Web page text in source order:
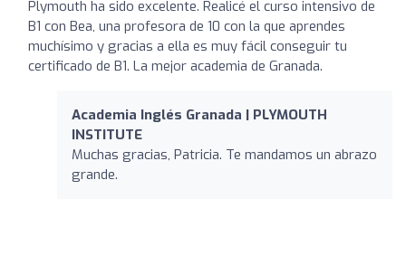
Plymouth ha sido excelente. Realicé el curso intensivo de
B1 con Bea, una profesora de 10 con la que aprendes
muchísimo y gracias a ella es muy fácil conseguir tu
certificado de B1. La mejor academia de Granada.
Academia Inglés Granada | PLYMOUTH
INSTITUTE
Muchas gracias, Patricia. Te mandamos un abrazo
grande.